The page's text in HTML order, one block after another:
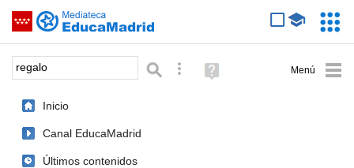
Saltar navegación
Palabra o frase: Búsqueda avanzada
Ayuda
(en
Inicio
Canal EducaMadrid
Últimos contenidos